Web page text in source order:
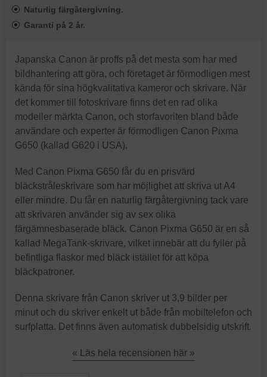
Naturlig färgåtergivning.
Garanti på 2 år.
Japanska Canon är proffs på det mesta som har med
bildhantering att göra, och företaget är förmodligen mest
kända för sina högkvalitativa kameror och skrivare. När
det kommer till fotoskrivare finns det en rad olika
modeller märkta Canon, och storfavoriten bland både
användare och experter är förmodligen Canon Pixma
G650 (kallad G620 i USA).
Med Canon Pixma G650 får du en prisvärd
bläckstråleskrivare som har möjlighet att skriva ut A4
eller mindre. Du får en naturlig färgåtergivning tack vare
att skrivaren använder sig av sex olika
färgämnesbaserade bläck. Canon Pixma G650 är en så
kallad MegaTank-skrivare, vilket innebär att du fyller på
befintliga flaskor med bläck istället för att köpa
bläckpatroner.
Denna skrivare från Canon skriver ut 3,9 bilder per
minut och du skriver enkelt ut både från mobiltelefon och
surfplatta. Det finns även automatisk dubbelsidig utskrift.
« Läs hela recensionen här »